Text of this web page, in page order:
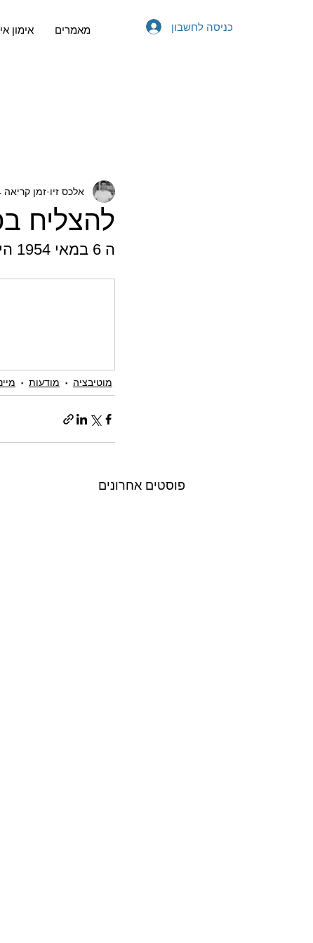
אימון מאמרים כניסה לחשבון
להצליח
אלכס זיו זמן קריאה 4 דקות
ה 6 במאי 1954 הינו תאריך היסטורי עבור עולם הספורט ועבור העולם כולו.
מוטיבציה מודעות
פוסטים אחרונים